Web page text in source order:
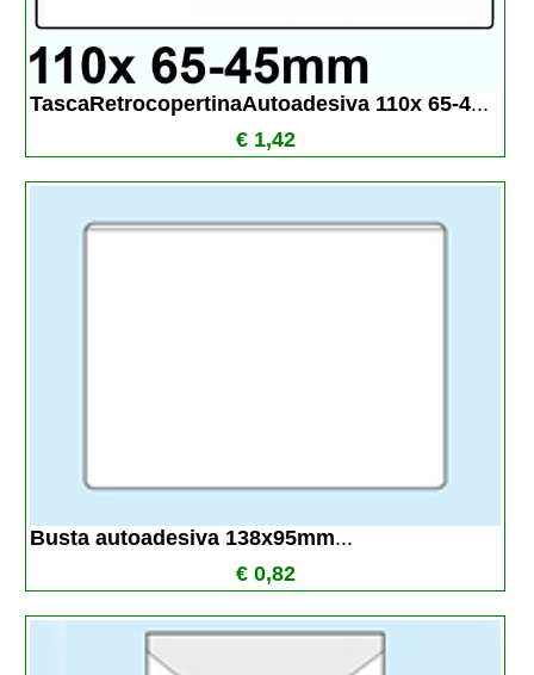
TascaRetrocopertinaAutoadesiva 110x 65-4...
€ 1,42
Busta autoadesiva 138x95mm...
€ 0,82